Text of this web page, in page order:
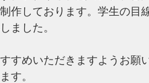
作しております。学生の目
ました。
すめいただきますようお願
す。